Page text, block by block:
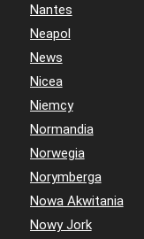
Nantes
Neapol
News
Nicea
Niemcy
Normandia
Norwegia
Norymberga
Nowa Akwitania
Nowy Jork